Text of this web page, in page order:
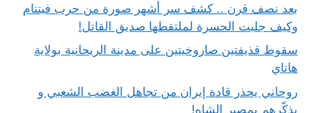
بعد نصف قرن .. كشف سر أشهر صورة من حرب فيتنام
وكيف جلبت الحسرة لملتقطها صديق القاتل!
سقوط قذيفتين صاروخيتين على مدينة الريحانية بولاية
هاتاي
روحاني يحذر قادة إيران من تجاهل الغضب الشعبي و
يذكّرهم بمصير الشاه!